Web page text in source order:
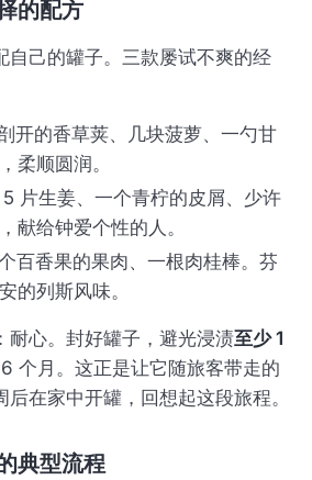
的配方
自己的罐子。三款屡试不爽的经
开的香草荚、几块菠萝、一勺甘
柔顺圆润。
5 片生姜、一个青柠的皮屑、少许
献给钟爱个性的人。
百香果的果肉、一根肉桂棒。芬
的列斯风味。
耐心。封好罐子，避光浸渍至少 1
个月。这正是让它随旅客带走的
在家中开罐，回想起这段旅程。
典型流程